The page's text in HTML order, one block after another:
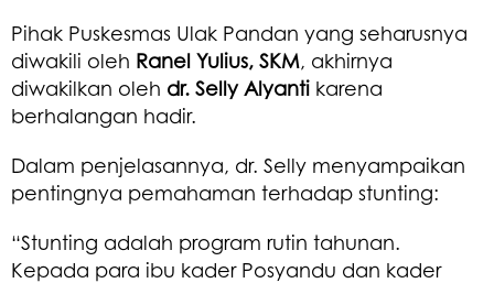
Pihak Puskesmas Ulak Pandan yang seharusnya
diwakili oleh Ranel Yulius, SKM, akhirnya
diwakilkan oleh dr. Selly Alyanti karena
berhalangan hadir.
Dalam penjelasannya, dr. Selly menyampaikan
pentingnya pemahaman terhadap stunting:
“Stunting adalah program rutin tahunan.
Kepada para ibu kader Posyandu dan kader